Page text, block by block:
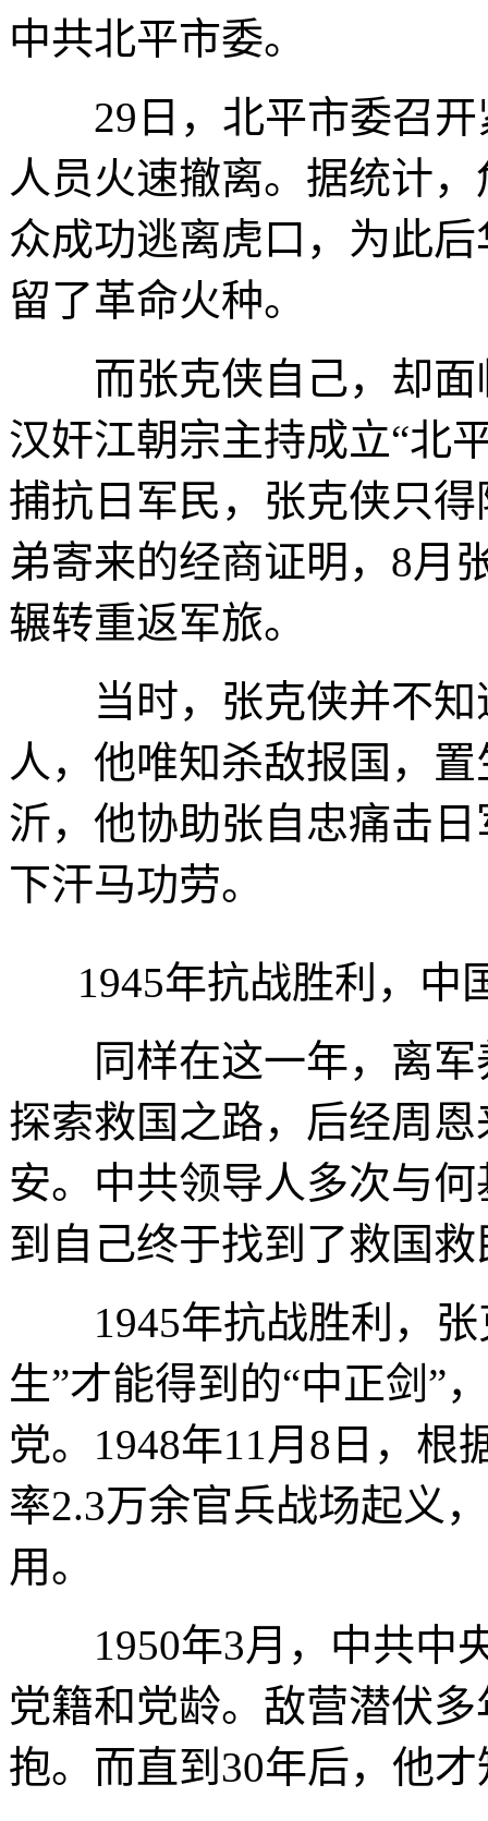
中共北平市委。
29日，北平市委召开
人员火速撤离。据统计
众成功逃离虎口，为此
留了革命火种。
而张克侠自己，却面
汉奸江朝宗主持成立“北
捕抗日军民，张克侠只
弟寄来的经商证明，8月
辗转重返军旅。
当时，张克侠并不知
人，他唯知杀敌报国，
沂，他协助张自忠痛击
下汗马功劳。
1945年抗战胜利，中
同样在这一年，离军
探索救国之路，后经周
安。中共领导人多次与
到自己终于找到了救国
1945年抗战胜利，张
生”才能得到的“中正剑”
党。1948年11月8日，根
率2.3万余官兵战场起义
用。
1950年3月，中共中央
党籍和党龄。敌营潜伏
抱。而直到30年后，他